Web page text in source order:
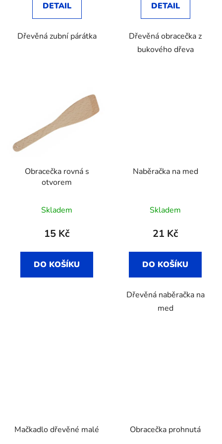
DETAIL
Dřevěná zubní párátka
DETAIL
Dřevěná obracečka z
bukového dřeva
Obracečka rovná s
otvorem
Skladem
15 Kč
DO KOŠÍKU
Naběračka na med
Skladem
21 Kč
DO KOŠÍKU
Dřevěná naběračka na
med
Mačkadlo dřevěné malé Obracečka prohnutá